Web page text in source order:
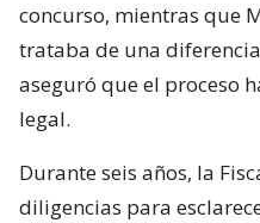
concurso, mientras que
trataba de una
aseguró que el proceso
legal.
Durante seis años, la
diligencias para